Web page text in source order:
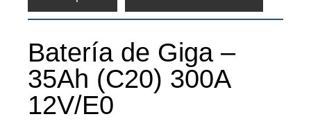
Batería de Giga –
35Ah (C20) 300A
12V/E0